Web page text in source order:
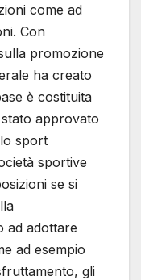
come ad
Con
promozione
ha creato
è costituita
approvato
sport
sportive
se si
ad adottare
ad esempio
gli